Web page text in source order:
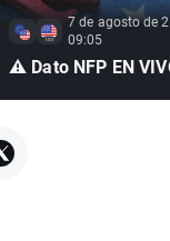
7 de agosto de
09:05
⚠️ Dato NFP EN